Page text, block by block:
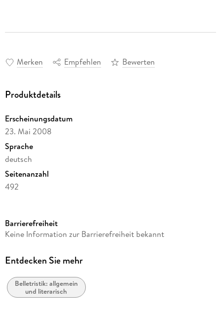
Merken Empfehlen Bewerten
Produktdetails
Erscheinungsdatum
23. Mai 2008
Sprache
deutsch
Seitenanzahl
492
Verlag/Hersteller
Produktart
Gewicht
851 g
Barrierefreiheit
Keine Information zur Barrierefreiheit bekannt
Entdecken Sie mehr
Belletristik: allgemein
und literarisch